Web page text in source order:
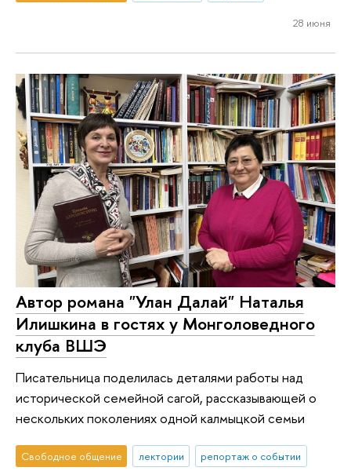
28 июня
Автор романа "Улан Далай" Наталья
Илишкина в гостях у Монголоведного
клуба ВШЭ
Писательница поделилась деталями работы над
исторической семейной сагой, рассказывающей о
нескольких поколениях одной калмыцкой семьи
Свободное общение лектории репортаж о событии